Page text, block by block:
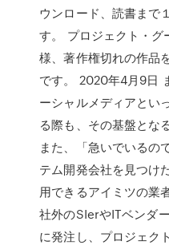
ウンロード、読書まで
す。 プロジェクト・
様、著作権切れの作品
です。 2020年4月9日
ーシャルメディアとい
る際も、その基盤とな
また、「急いでいるの
テム開発会社を見つけ
用できるアイミツの業
社外のSIerやITベンダ
に発注し、プロジェク